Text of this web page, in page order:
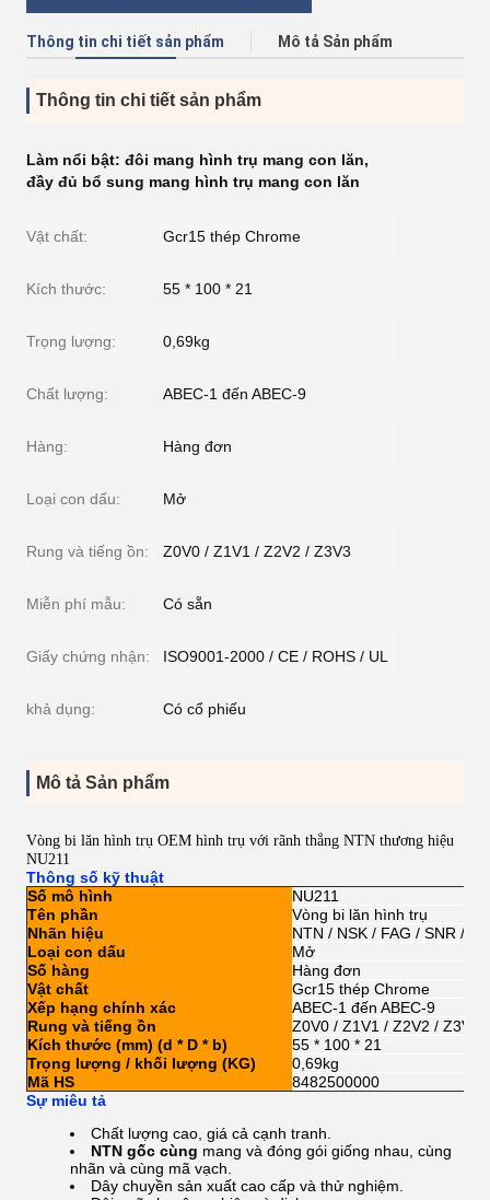
Thông tin chi tiết sản phẩm Mô tả Sản phẩm
Thông tin chi tiết sản phẩm
Làm nổi bật: đôi mang hình trụ mang con lăn,
đầy đủ bổ sung mang hình trụ mang con lăn
Vật chất: Gcr15 thép Chrome
Kích thước: 55 * 100 * 21
Trọng lượng: 0,69kg
Chất lượng: ABEC-1 đến ABEC-9
Hàng: Hàng đơn
Loại con dấu: Mở
Rung và tiếng ồn: Z0V0 / Z1V1 / Z2V2 / Z3V3
Miễn phí mẫu: Có sẵn
Giấy chứng nhận: ISO9001-2000 / CE / ROHS / UL
khả dụng: Có cổ phiếu
Mô tả Sản phẩm
Vòng bi lăn hình trụ OEM hình trụ với rãnh thẳng NTN thương hiệu
NU211
Thông số kỹ thuật
Số mô hình
NU211
Tên phần
Vòng bi lăn hình trụ
Nhãn hiệu
NTN / NSK / FAG / SNR /
Loại con dấu
Mở
Số hàng
Hàng đơn
Vật chất
Gcr15 thép Chrome
Xếp hạng chính xác
ABEC-1 đến ABEC-9
Rung và tiếng ồn
Z0V0 / Z1V1 / Z2V2 / Z3V3
Kích thước (mm) (d * D * b)
55 * 100 * 21
Trọng lượng / khối lượng (KG)
0,69kg
Mã HS
8482500000
Sự miêu tả
Chất lượng cao, giá cả cạnh tranh.
NTN gốc cùng mang và đóng gói giống nhau, cùng
nhãn và cùng mã vạch.
Dây chuyền sản xuất cao cấp và thử nghiệm.